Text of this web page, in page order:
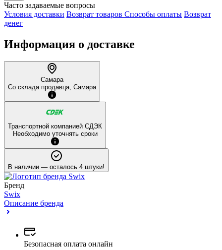
Часто задаваемые вопросы
Условия доставки Возврат товаров Способы оплаты Возврат
денег
Информация о доставке
Самара
Со склада продавца, Самара
Транспортной компанией СДЭК
Необходимо уточнять сроки
В наличии — осталось 4 штуки!
Бренд
Swix
Описание бренда
Безопасная оплата онлайн